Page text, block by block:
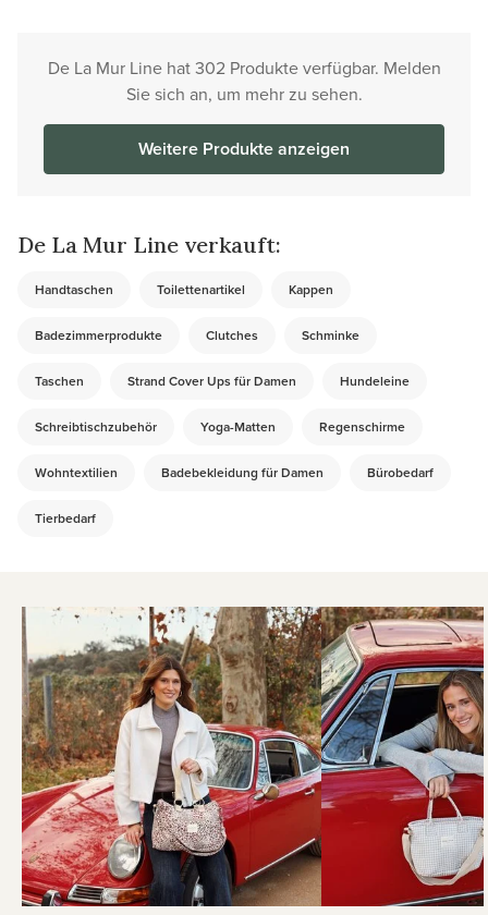
De La Mur Line hat 302 Produkte verfügbar. Melden
Sie sich an, um mehr zu sehen.
Weitere Produkte anzeigen
De La Mur Line verkauft:
Handtaschen Toilettenartikel Kappen
Badezimmerprodukte Clutches Schminke
Taschen Strand Cover Ups für Damen Hundeleine
Schreibtischzubehör Yoga-Matten Regenschirme
Wohntextilien Badebekleidung für Damen Bürobedarf
Tierbedarf